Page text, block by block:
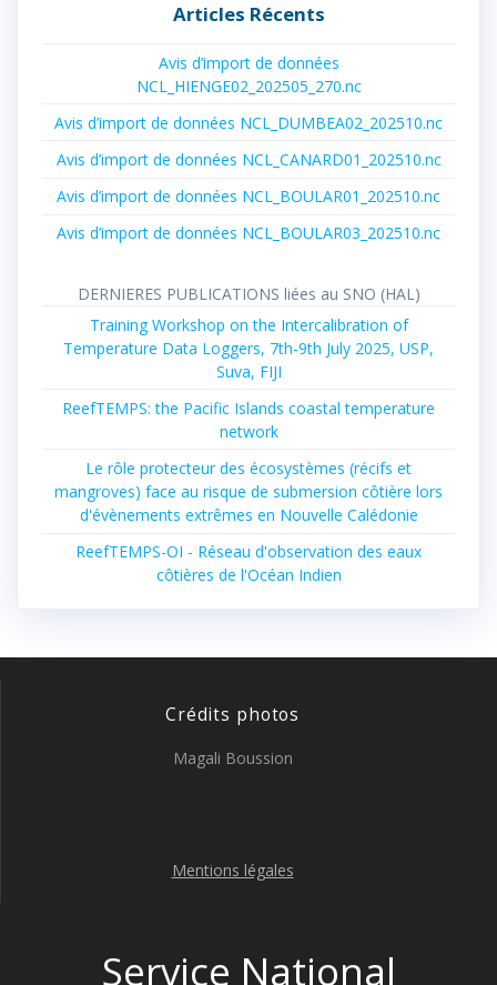
Articles Récents
Avis d’import de données
NCL_HIENGE02_202505_270.nc
Avis d’import de données NCL_DUMBEA02_202510.nc
Avis d’import de données NCL_CANARD01_202510.nc
Avis d’import de données NCL_BOULAR01_202510.nc
Avis d’import de données NCL_BOULAR03_202510.nc
DERNIERES PUBLICATIONS liées au SNO (HAL)
Training Workshop on the Intercalibration of
Temperature Data Loggers, 7th-9th July 2025, USP,
Suva, FIJI
ReefTEMPS: the Pacific Islands coastal temperature
network
Le rôle protecteur des écosystèmes (récifs et
mangroves) face au risque de submersion côtière lors
d'évènements extrêmes en Nouvelle Calédonie
ReefTEMPS-OI - Réseau d'observation des eaux
côtières de l'Océan Indien
Crédits photos
Magali Boussion
Mentions légales
Service National